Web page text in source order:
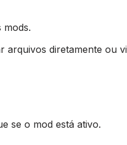
mods.
arquivos diretamente ou
se o mod está ativo.